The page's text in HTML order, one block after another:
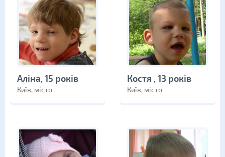
Аліна, 15 років
Київ, місто
Костя , 13 років
Київ, місто